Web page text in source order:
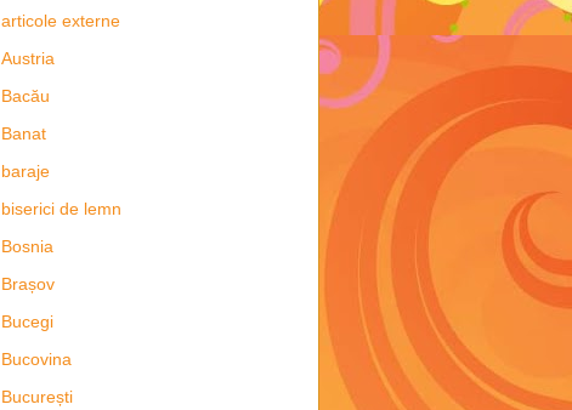
articole externe
Austria
Bacău
Banat
baraje
biserici de lemn
Bosnia
Brașov
Bucegi
Bucovina
București